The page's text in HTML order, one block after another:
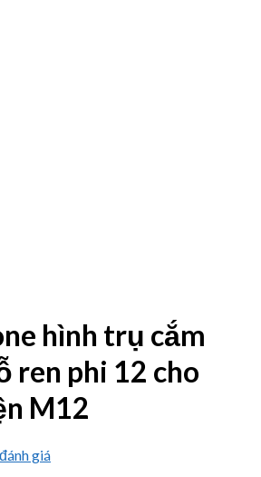
hình trụ cắm
ren phi 12 cho
M12
đánh giá